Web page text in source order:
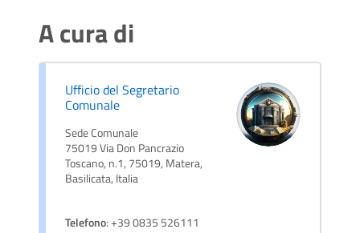
A cura di
Ufficio del Segretario
Comunale
Sede Comunale
75019 Via Don Pancrazio
Toscano, n.1, 75019, Matera,
Basilicata, Italia
Telefono: +39 0835 526111